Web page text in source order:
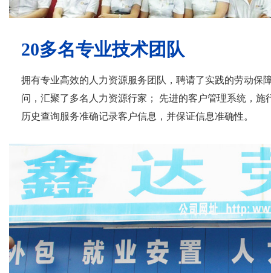
20多名专业技术团队
拥有专业高效的人力资源服务团队，聘请了实践的劳动保
问，汇聚了多名人力资源行家； 先进的客户管理系统，
历史查询服务准确记录客户信息，并保证信息准确性。